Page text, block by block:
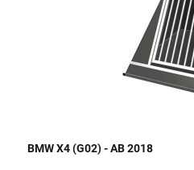
BMW X4 (G02) - AB 2018